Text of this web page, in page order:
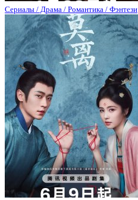
Сериалы / Драма / Романтика / Фэнтези